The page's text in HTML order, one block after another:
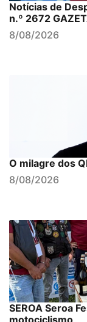
Notícias de
n.º 2672
8/08/2026
O milagre dos
8/08/2026
SEROA Seroa